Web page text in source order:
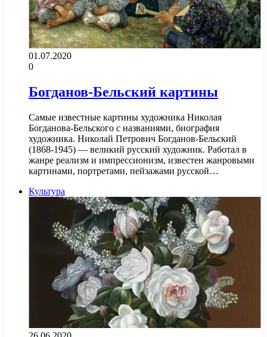
01.07.2020
0
Богданов-Бельский картины
Самые известные картины художника Николая
Богданова-Бельского с названиями, биография
художника. Николай Петрович Богданов-Бельский
(1868-1945) — великий русский художник. Работал в
жанре реализм и импрессионизм, известен жанровыми
картинами, портретами, пейзажами русской…
Культура